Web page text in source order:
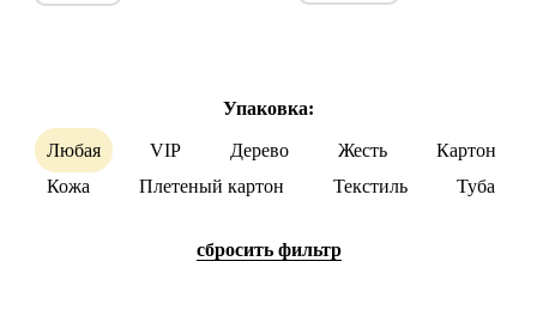
Упаковка:
Любая VIP Дерево Жесть
Картон
Кожа
Плетеный картон Текстиль Туба
cбросить фильтр